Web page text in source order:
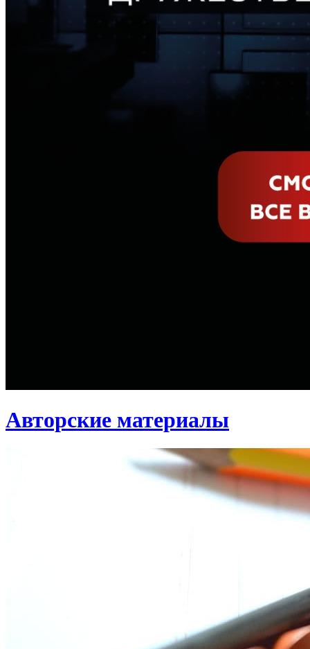
Авторские материалы